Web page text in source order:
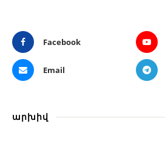
Facebook
Email
արխիվ